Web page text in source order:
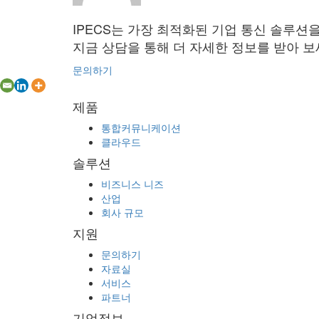
IPECS는 가장 최적화된 기업 통신 솔루션
지금 상담을 통해 더 자세한 정보를 받아 보
문의하기
제품
통합커뮤니케이션
클라우드
솔루션
비즈니스 니즈
산업
회사 규모
지원
문의하기
자료실
서비스
파트너